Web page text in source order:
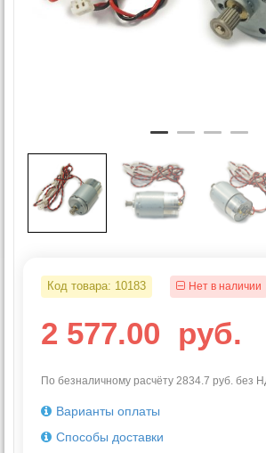
Код товара: 10183 Нет в наличии
2 577.00 руб.
По безналичному расчёту 2834.7 руб. без
Варианты оплаты
Способы доставки